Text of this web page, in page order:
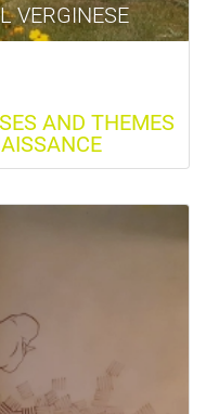
VERGINESE
AND THEMES